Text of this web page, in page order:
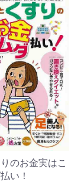
のお金実はこ
い！